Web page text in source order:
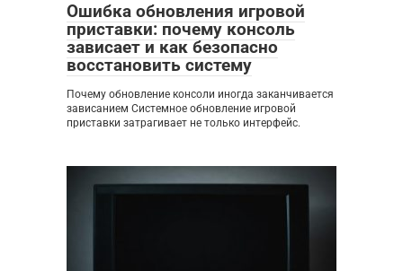
Ошибка обновления игровой
приставки: почему консоль
зависает и как безопасно
восстановить систему
Почему обновление консоли иногда заканчивается
зависанием Системное обновление игровой
приставки затрагивает не только интерфейс.